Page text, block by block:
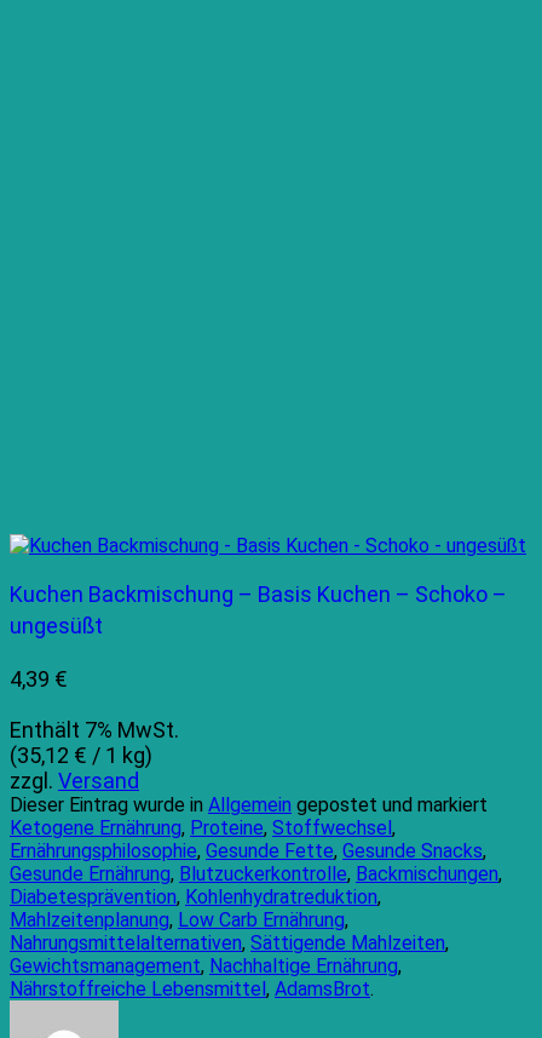
Kuchen Backmischung – Basis Kuchen – Schoko –
ungesüßt
4,39 €
Enthält 7% MwSt.
(35,12 € / 1 kg)
zzgl. Versand
Dieser Eintrag wurde in Allgemein gepostet und markiert
Ketogene Ernährung, Proteine, Stoffwechsel,
Ernährungsphilosophie, Gesunde Fette, Gesunde Snacks,
Gesunde Ernährung, Blutzuckerkontrolle, Backmischungen,
Diabetesprävention, Kohlenhydratreduktion,
Mahlzeitenplanung, Low Carb Ernährung,
Nahrungsmittelalternativen, Sättigende Mahlzeiten,
Gewichtsmanagement, Nachhaltige Ernährung,
Nährstoffreiche Lebensmittel, AdamsBrot.